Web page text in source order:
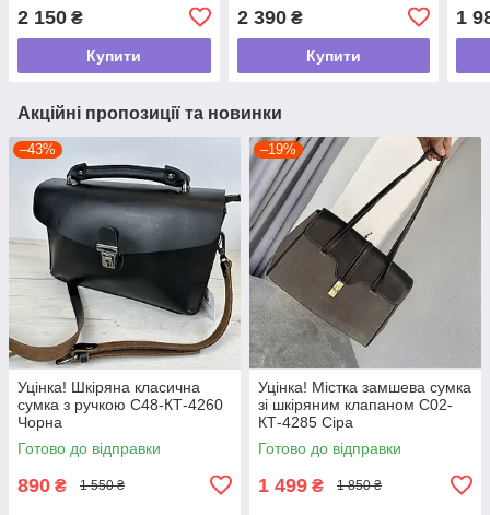
2 150 ₴
Купити
2 390₴
Купити
1
Акційні пропозиції та новинки
–43%
Уцінка! Шкіряна класична
сумка з ручкою С48-КТ-4260
Чорна
Готово до відправки
890 ₴ 1 550 ₴
–19%
Уцінка! Містка замшева сумка
зі шкіряним клапаном С02-
КТ-4285 Сіра
Готово до відправки
1 499 ₴ 1 850 ₴